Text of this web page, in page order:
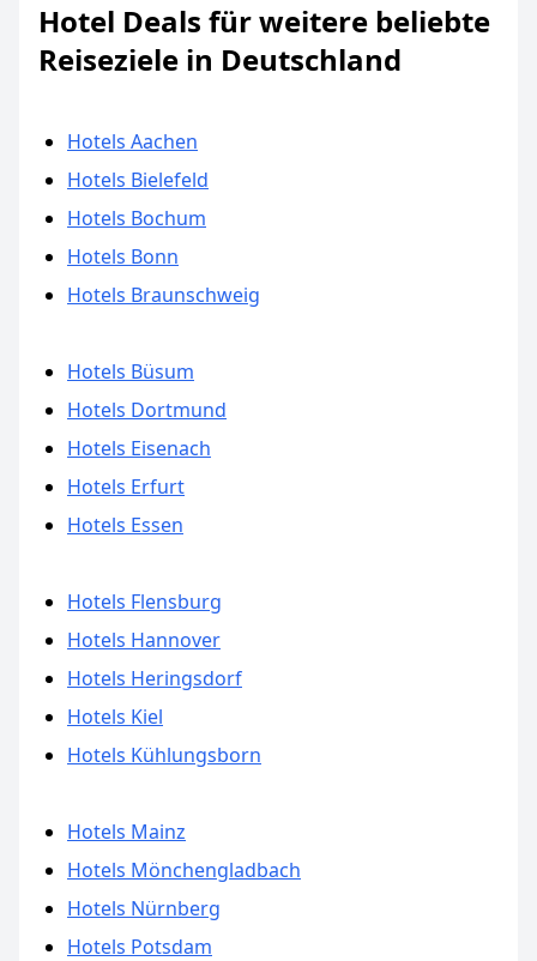
Hotel Deals für weitere beliebte
Reiseziele in Deutschland
Hotels Aachen
Hotels Bielefeld
Hotels Bochum
Hotels Bonn
Hotels Braunschweig
Hotels Büsum
Hotels Dortmund
Hotels Eisenach
Hotels Erfurt
Hotels Essen
Hotels Flensburg
Hotels Hannover
Hotels Heringsdorf
Hotels Kiel
Hotels Kühlungsborn
Hotels Mainz
Hotels Mönchengladbach
Hotels Nürnberg
Hotels Potsdam